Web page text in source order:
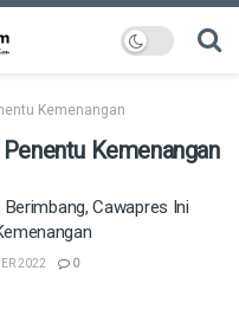
Kemenangan
Kemenangan
Cawapres Ini
2022 0